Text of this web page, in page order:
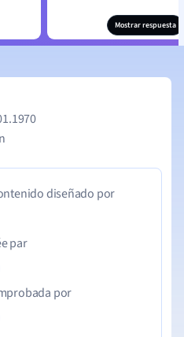
Mostrar respuesta
diseñado por
par
por